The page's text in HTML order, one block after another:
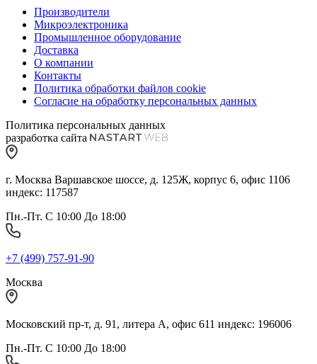
Производители
Микроэлектроника
Промышленное оборудование
Доставка
О компании
Контакты
Политика обработки файлов cookie
Согласие на обработку персональных данных
Политика персональных данных
разработка сайта
г. Москва Варшавское шоссе, д. 125Ж, корпус 6, офис 1106
индекс: 117587
Пн.-Пт. С 10:00 До 18:00
+7 (499) 757-91-90
Москва
Московский пр-т, д. 91, литера А, офис 611 индекс: 196006
Пн.-Пт. С 10:00 До 18:00